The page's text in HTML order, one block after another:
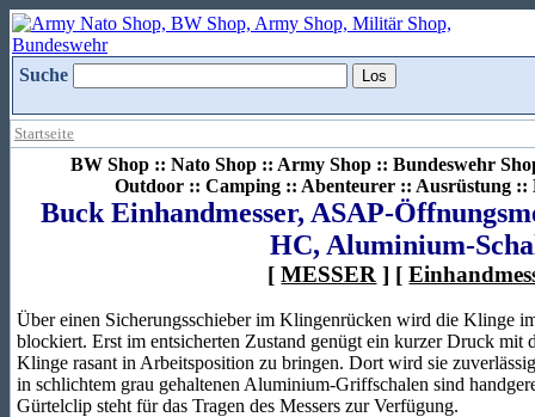
Suche
Startseite
BW Shop :: Nato Shop :: Army Shop :: Bundeswehr
Outdoor :: Camping :: Abenteurer :: Ausrüstung ::
Buck Einhandmesser, ASAP-
HC, Aluminium-
[MESSER ] [
Über einen Sicherungsschieber im Klingenrücken wird die Klinge
blockiert. Erst im entsicherten Zustand genügt ein kurzer Druck mit
Klinge rasant in Arbeitsposition zu bringen. Dort wird sie
in schlichtem grau gehaltenen Aluminium-Griffschalen sind
Gürtelclip steht für das Tragen des Messers zur Verfügung.